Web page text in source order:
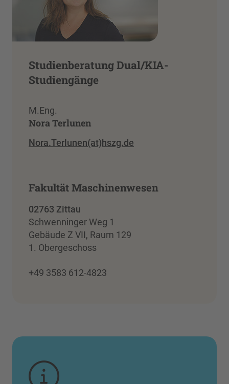
Studienberatung Dual/KIA-
Studiengänge
M.Eng.
Nora Terlunen
Nora.Terlunen(at)hszg.de
Fakultät Maschinenwesen
02763 Zittau
Schwenninger Weg 1
Gebäude Z VII, Raum 129
1. Obergeschoss
+49 3583 612-4823